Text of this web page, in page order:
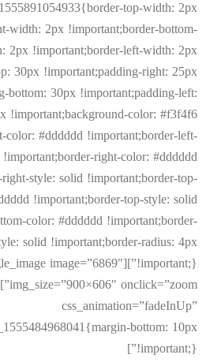
top-width: 2px
width: 2px !important;border-bottom-
2px !important;border-left-width: 2px
30px !important;padding-right: 25px
bottom: 30px !important;padding-left:
!important;background-color: #f3f4f6
color: #dddddd !important;border-left-
right-color: #dddddd
style: solid !important;border-top-
!important;border-top-style: solid
color: #dddddd !important;border-
solid !important;border-radius: 4px
image=”6869″
css_animation=”fadeInUp”
bottom: 10px
!important;}”]